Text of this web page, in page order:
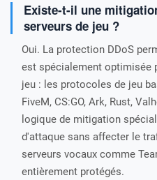
Existe-t-il une
serveurs de jeu ?
Oui. La protection DDoS
est spécialement optimisée
jeu : les protocoles de jeu
FiveM, CS:GO, Ark, Rust,
logique de mitigation
d'attaque sans affecter le
serveurs vocaux comme
entièrement protégés.